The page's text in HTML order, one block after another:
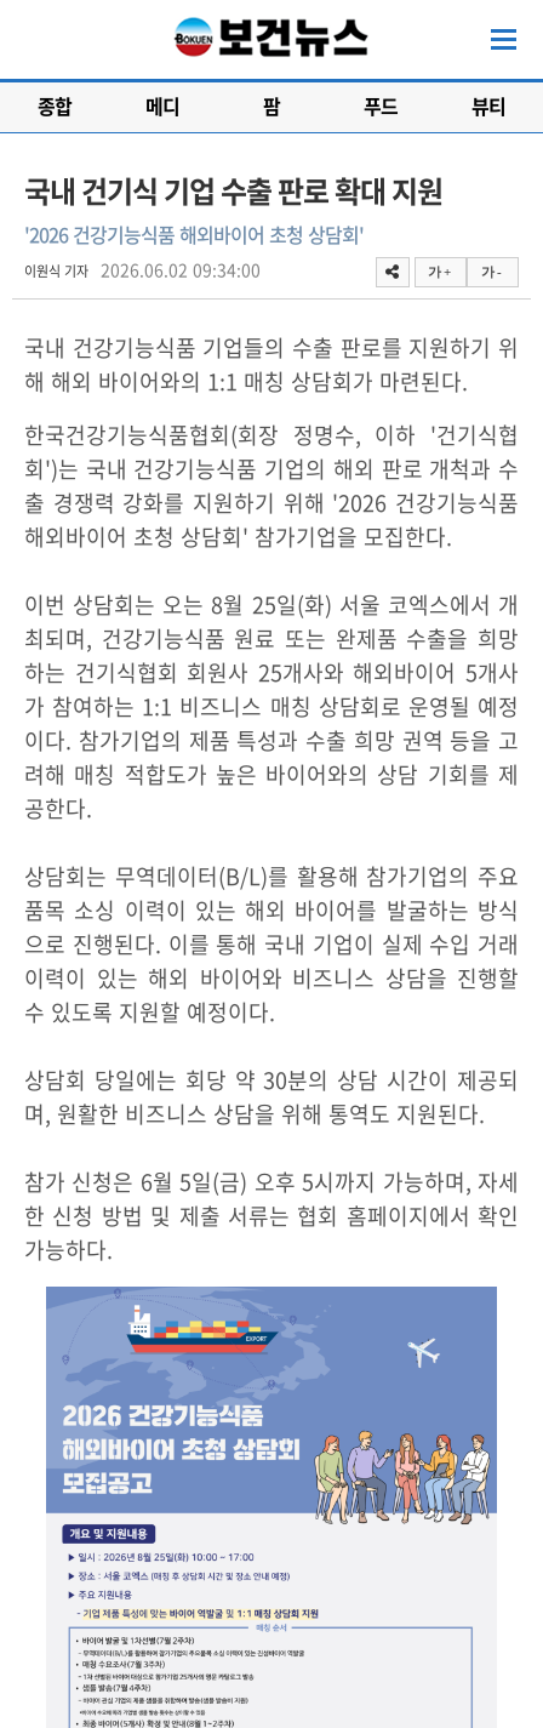
종합 메디 팜 푸드 뷰티
국내 건기식 기업 수출 판로 확대 지원
'2026 건강기능식품 해외바이어 초청 상담회'
이원식 기자 2026.06.02 09:34:00 가 + 가 -
국내 건강기능식품 기업들의 수출 판로를 지원하기 위
해 해외 바이어와의 1:1 매칭 상담회가 마련된다.
한국건강기능식품협회(회장 정명수, 이하 '건기식협
회')는 국내 건강기능식품 기업의 해외 판로 개척과 수
출 경쟁력 강화를 지원하기 위해 '2026 건강기능식품
해외바이어 초청 상담회' 참가기업을 모집한다.
이번 상담회는 오는 8월 25일(화) 서울 코엑스에서 개
최되며, 건강기능식품 원료 또는 완제품 수출을 희망
하는 건기식협회 회원사 25개사와 해외바이어 5개사
가 참여하는 1:1 비즈니스 매칭 상담회로 운영될 예정
이다. 참가기업의 제품 특성과 수출 희망 권역 등을 고
려해 매칭 적합도가 높은 바이어와의 상담 기회를 제
공한다.
상담회는 무역데이터(B/L)를 활용해 참가기업의 주요
품목 소싱 이력이 있는 해외 바이어를 발굴하는 방식
으로 진행된다. 이를 통해 국내 기업이 실제 수입 거래
이력이 있는 해외 바이어와 비즈니스 상담을 진행할
수 있도록 지원할 예정이다.
상담회 당일에는 회당 약 30분의 상담 시간이 제공되
며, 원활한 비즈니스 상담을 위해 통역도 지원된다.
참가 신청은 6월 5일(금) 오후 5시까지 가능하며, 자세
한 신청 방법 및 제출 서류는 협회 홈페이지에서 확인
가능하다.